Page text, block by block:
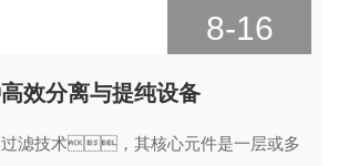
8-16
高效分离与提纯设备
过滤技术，其核心元件是一层或多